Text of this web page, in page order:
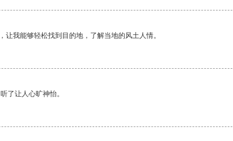
让我能够轻松找到目的地，了解当地的风土人情。
了让人心旷神怡。